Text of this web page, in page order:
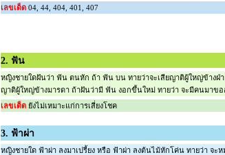
เลขเด็ด 04, 44, 404, 401, 407
2. ฟัน
หญิงชายใดฝันว่า ฟัน ตนหัก ถ้า ฟัน บน ทายว่าจะเสียญาติผู้ใหญ่ข้างฝ่า
ญาติผู้ใหญ่ข้างมารดา ถ้าฝันว่ามี ฟัน งอกขึ้นใหม่ ทายว่า จะมีคนมาข
เลขเด็ด ยังไม่เหมาะแก่การเสี่ยงโชค
3. ฟ้าผ่า
หญิงชายใด ฟ้าผ่า ลงมาเปรี้ยง หรือ ฟ้าผ่า ลงต้นไม้หักโค่น ทายว่า จะ